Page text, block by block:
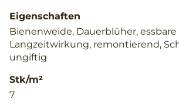
Eigenschaften
Bienenweide, Dauerblüher,
Langzeitwirkung, remontierend,
ungiftig
Stk/m²
7